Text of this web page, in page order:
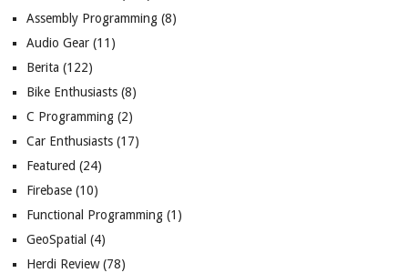
Assembly Programming(8)
Audio Gear(11)
Berita (122)
Bike Enthusiasts(8)
C Programming(2)
Car Enthusiasts(17)
Featured (24)
Firebase(10)
Functional Programming(1)
GeoSpatial (4)
Herdi Review(78)